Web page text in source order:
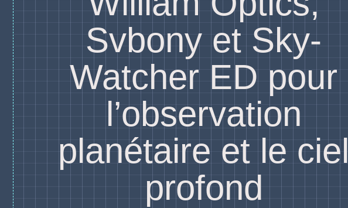
Svbony et Sky-
Watcher ED pour
l’observation
planétaire et le ciel
profond